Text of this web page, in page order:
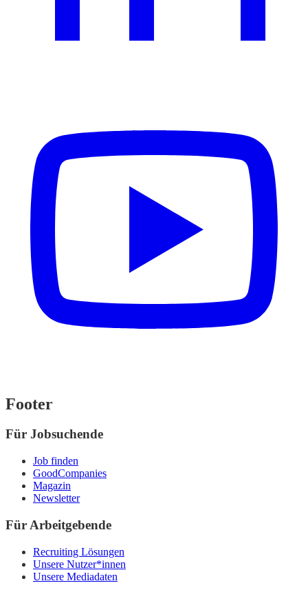
Footer
Für Jobsuchende
Job finden
GoodCompanies
Magazin
Newsletter
Für Arbeitgebende
Recruiting Lösungen
Unsere Nutzer*innen
Unsere Mediadaten